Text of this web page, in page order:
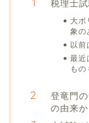
税理士
大ボ
象の
以前
最近
もの
登竜門
の由来